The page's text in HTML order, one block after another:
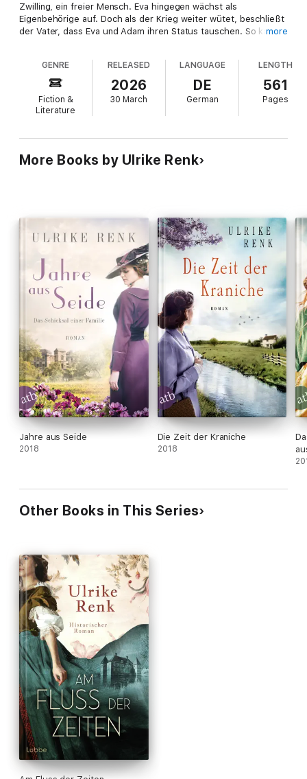
Zwilling, ein freier Mensch. Eva hingegen wächst als
Eigenbehörige auf. Doch als der Krieg weiter wütet, beschließt
der Vater, dass Eva und Adam ihren Status tauschen. So kann
einen neuen Weg, der ihr Glück und Unglück zugleich bringt ...
Berührend, fesselnd: Das Schicksal einfacher Leute vor der
großen Bühne der Zeitgeschichte
Renk
more
GENRE
Fiction &
Literature
RELEASED
2026
30 March
LANGUAGE
DE
German
LENGTH
561
Pages
More Books by Ulrike Renk
Jahre aus Seide
2018
Die Zeit der Kraniche
2018
Other Books in This Series